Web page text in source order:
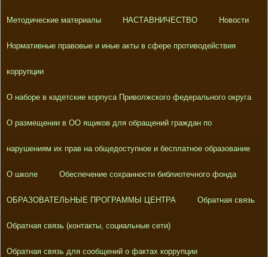
Методические материалы НАСТАВНИЧЕСТВО Новости
Нормативные правовые и иные акты в сфере противодействия
коррупции
О наборе в кадетские корпуса Приволжского федерального округа
О размещении в ОО ящиков для обращений граждан по
нарушениям их прав на общедоступное и бесплатное образование
О школе Обеспечение сохранности библиотечного фонда
ОБРАЗОВАТЕЛЬНЫЕ ПРОГРАММЫ ЦЕНТРА Обратная связь
Обратная связь (контакты, социальные сети)
Обратная связь для сообщений о фактах коррупции